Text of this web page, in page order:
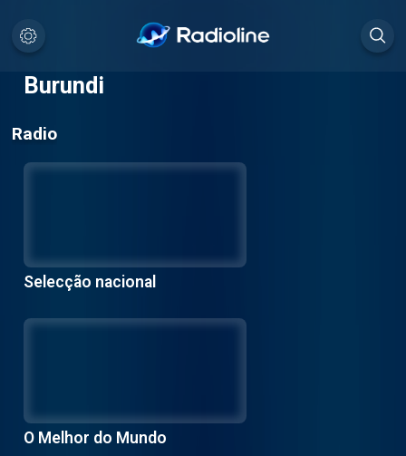
Burundi
Radio
Selecção nacional
O Melhor do Mundo